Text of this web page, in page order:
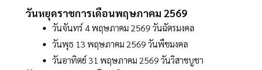
วันหยุดราชการเดือนพฤษภาคม 2569
วันจันทร์ 4 พฤษภาคม 2569 วันฉัตรมงคล
วันพุธ 13 พฤษภาคม 2569 วันพืชมงคล
วันอาทิตย์ 31 พฤษภาคม 2569 วันวิสาขบูชา